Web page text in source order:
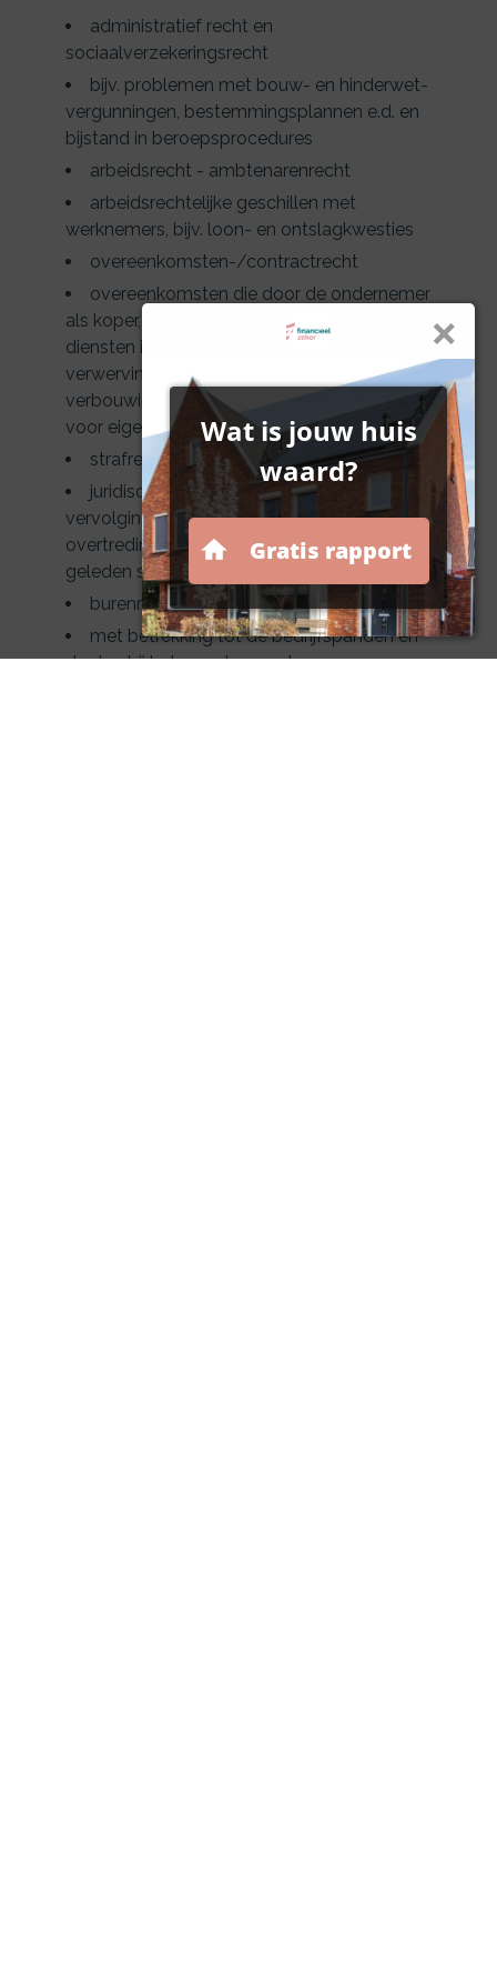
administratief recht en
sociaalverzekeringsrecht
bijv. problemen met bouw- en hinderwet-
vergunningen, bestemmingsplannen e.d. en
bijstand in beroepsprocedures
arbeidsrecht - ambtenarenrecht
arbeidsrechtelijke geschillen met
werknemers, bijv. loon- en ontslagkwesties
overeenkomsten-/contractrecht
overeenkomsten die door de ondernemer
als koper, opdrachtgever of afnemer van
diensten is gesloten; ook geschillen over
verwerving, onderhoud, reparatie of
verbouwing van bedrijfspanden bestemd
voor eigen gebruik, vallen hier onder
strafrecht en verhaalsrecht
juridische hulp bij strafrechtelijke
vervolging voor een niet-opzettelijk begane
overtreding of misdrijf, en bijstand om
geleden schade op een derde te verhalen
burenrecht en erfdienstbaarheden
met betrekking tot de bedrijfspanden en
de daarbij behorende grond